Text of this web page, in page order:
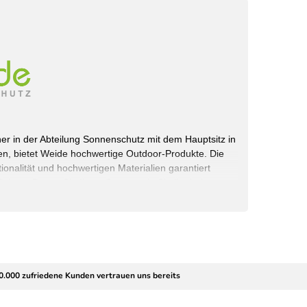
in der Abteilung Sonnenschutz mit dem Hauptsitz in
bietet Weide hochwertige Outdoor-Produkte. Die
und hochwertigen Materialien garantiert
zufriedene Kunden vertrauen uns bereits